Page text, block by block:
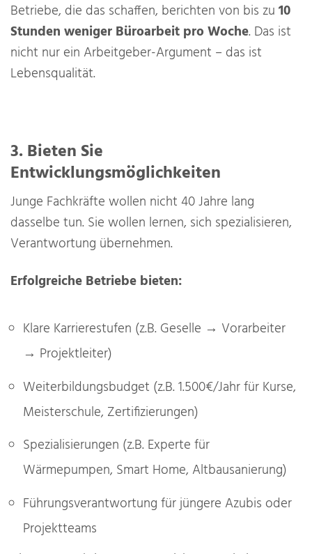
Betriebe, die das schaffen, berichten von bis zu 10
Stunden weniger Büroarbeit pro Woche. Das ist
nicht nur ein Arbeitgeber-Argument – das ist
Lebensqualität.
3. Bieten Sie
Entwicklungsmöglichkeiten
Junge Fachkräfte wollen nicht 40 Jahre lang
dasselbe tun. Sie wollen lernen, sich spezialisieren,
Verantwortung übernehmen.
Erfolgreiche Betriebe bieten:
Klare Karrierestufen (z.B. Geselle → Vorarbeiter
→ Projektleiter)
Weiterbildungsbudget (z.B. 1.500€/Jahr für Kurse,
Meisterschule, Zertifizierungen)
Spezialisierungen (z.B. Experte für
Wärmepumpen, Smart Home, Altbausanierung)
Führungsverantwortung für jüngere Azubis oder
Projektteams